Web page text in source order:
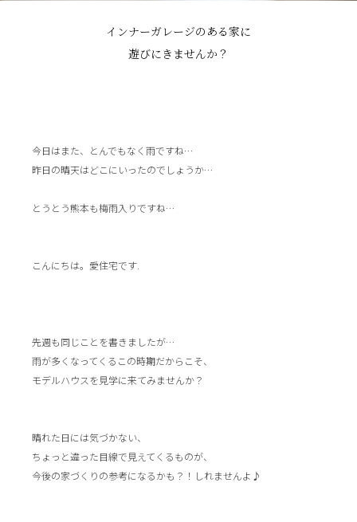
インナーガレージのある家に
遊びにきませんか？
今日はまた、とんでもなく雨ですね…
昨日の晴天はどこにいったのでしょうか…
とうとう熊本も梅雨入りですね…
こんにちは。愛住宅です.
先週も同じことを書きましたが…
雨が多くなってくるこの時期だからこそ、
モデルハウスを見学に来てみませんか？
晴れた日には気づかない、
ちょっと違った目線で見えてくるものが、
今後の家づくりの参考になるかも？！しれませんよ♪